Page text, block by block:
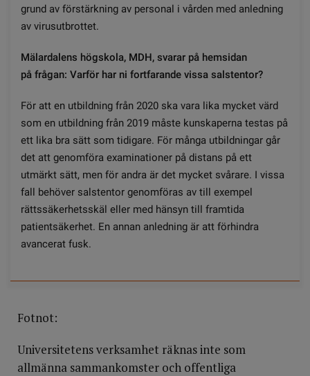
grund av förstärkning av personal i vården med anledning
av virusutbrottet.
Mälardalens högskola, MDH, svarar på hemsidan
på frågan: Varför har ni fortfarande vissa salstentor?
För att en utbildning från 2020 ska vara lika mycket värd
som en utbildning från 2019 måste kunskaperna testas på
ett lika bra sätt som tidigare. För många utbildningar går
det att genomföra examinationer på distans på ett
utmärkt sätt, men för andra är det mycket svårare. I vissa
fall behöver salstentor genomföras av till exempel
rättssäkerhetsskäl eller med hänsyn till framtida
patientsäkerhet. En annan anledning är att förhindra
avancerat fusk.
Fotnot:
Universitetens verksamhet räknas inte som
allmänna sammankomster och offentliga